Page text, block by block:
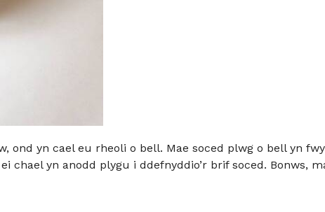
ond yn cael eu rheoli o bell. Mae soced plwg o bell yn
chael yn anodd plygu i ddefnyddio’r brif soced. Bonws,